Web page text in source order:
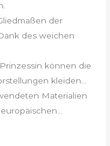
der
des weichen
können die
kleiden...
Materialien